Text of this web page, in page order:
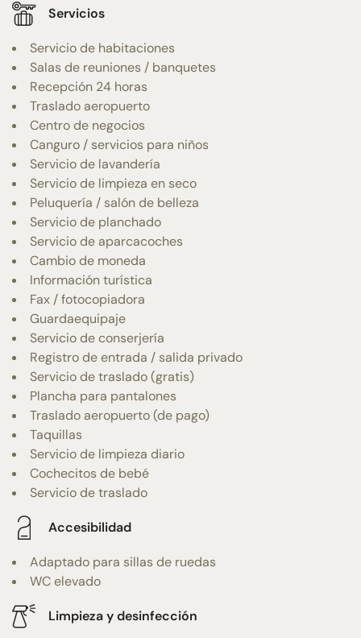
Servicios
Servicio de habitaciones
Salas de reuniones / banquetes
Recepción 24 horas
Traslado aeropuerto
Centro de negocios
Canguro / servicios para niños
Servicio de lavandería
Servicio de limpieza en seco
Peluquería / salón de belleza
Servicio de planchado
Servicio de aparcacoches
Cambio de moneda
Información turística
Fax / fotocopiadora
Guardaequipaje
Servicio de conserjería
Registro de entrada / salida privado
Servicio de traslado (gratis)
Plancha para pantalones
Traslado aeropuerto (de pago)
Taquillas
Servicio de limpieza diario
Cochecitos de bebé
Servicio de traslado
Accesibilidad
Adaptado para sillas de ruedas
WC elevado
Limpieza y desinfección